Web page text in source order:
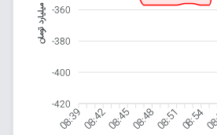
-360
-380
-400
-420
میلیارد تومان
08:3908:4208:4508:4808:5108:54